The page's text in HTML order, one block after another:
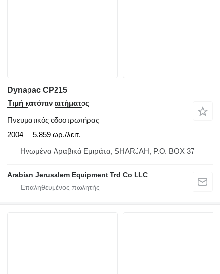
Dynapac CP215
Τιμή κατόπιν αιτήματος
Πνευματικός οδοστρωτήρας
2004
5.859 ωρ./λειτ.
Hνωμένα Αραβικά Εμιράτα, SHARJAH, P.O. BOX 37
Arabian Jerusalem Equipment Trd Co LLC